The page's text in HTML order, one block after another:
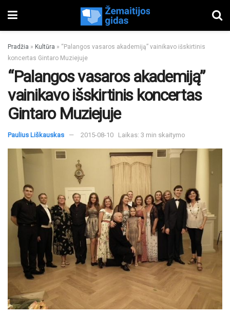
Pradžia » Kultūra » “Palangos vasaros akademiją” vainikavo išskirtinis
koncertas Gintaro Muziejuje
“Palangos vasaros akademiją”
vainikavo išskirtinis koncertas
Gintaro Muziejuje
Paulius Liškauskas 2015-08-10 Laikas: 3 min skaitymo